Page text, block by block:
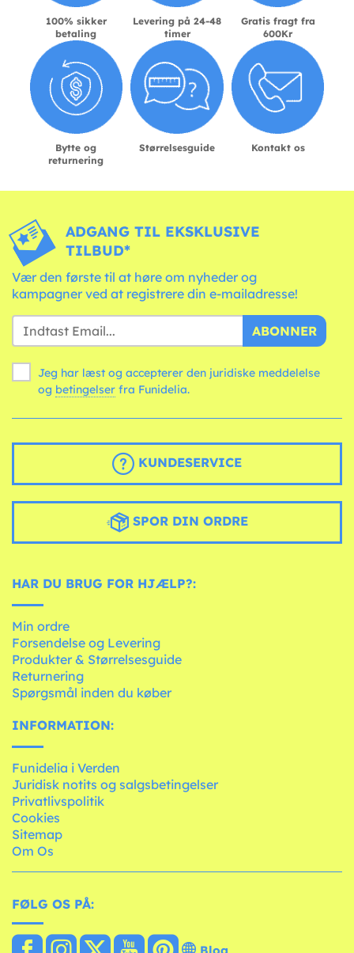
100% sikker
betaling
Levering på 24-48
timer
Gratis fragt fra
600Kr
Bytte og
returnering
Størrelsesguide Kontakt os
ADGANG TIL EKSKLUSIVE
TILBUD*
Vær den første til at høre om nyheder og
kampagner ved at registrere din e-mailadresse!
ABONNER
Jeg har læst og accepterer den juridiske meddelelse
og betingelser fra Funidelia.
KUNDESERVICE
SPOR DIN ORDRE
HAR DU BRUG FOR HJÆLP?:
Min ordre
Forsendelse og Levering
Produkter & Størrelsesguide
Returnering
Spørgsmål inden du køber
INFORMATION:
Funidelia i Verden
Juridisk notits og salgsbetingelser
Privatlivspolitik
Cookies
Sitemap
Om Os
FØLG OS PÅ: